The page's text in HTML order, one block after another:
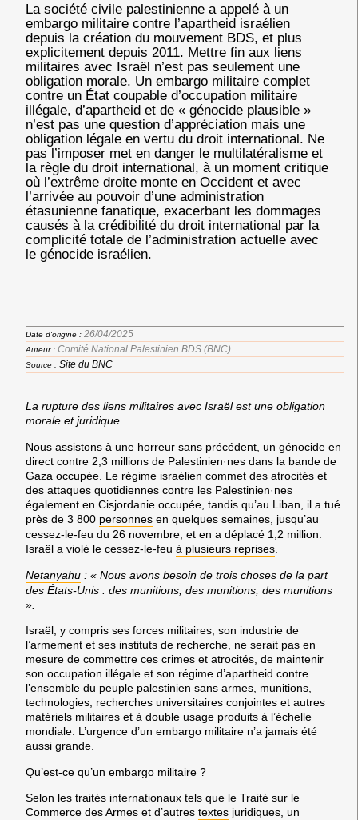
La société civile palestinienne a appelé à un
embargo militaire contre l’apartheid israélien
depuis la création du mouvement BDS, et plus
explicitement depuis 2011. Mettre fin aux liens
militaires avec Israël n’est pas seulement une
obligation morale. Un embargo militaire complet
contre un État coupable d’occupation militaire
illégale, d’apartheid et de « génocide plausible »
n’est pas une question d’appréciation mais une
obligation légale en vertu du droit international. Ne
pas l’imposer met en danger le multilatéralisme et
la règle du droit international, à un moment critique
où l’extrême droite monte en Occident et avec
l’arrivée au pouvoir d’une administration
étasunienne fanatique, exacerbant les dommages
causés à la crédibilité du droit international par la
complicité totale de l’administration actuelle avec
le génocide israélien.
Date d'origine : 26/04/2025
Auteur : Comité National Palestinien BDS (BNC)
Source : Site du BNC
La rupture des liens militaires avec Israël est une obligation
morale et juridique
Nous assistons à une horreur sans précédent, un génocide en
direct contre 2,3 millions de Palestinien·nes dans la bande de
Gaza occupée. Le régime israélien commet des atrocités et
des attaques quotidiennes contre les Palestinien·nes
également en Cisjordanie occupée, tandis qu’au Liban, il a tué
près de 3 800 personnes en quelques semaines, jusqu’au
cessez-le-feu du 26 novembre, et en a déplacé 1,2 million.
Israël a violé le cessez-le-feu à plusieurs reprises
Netanyahu : « Nous avons besoin de trois choses de la part
des États-Unis : des munitions, des munitions, des munitions
».
Israël, y compris ses forces militaires, son industrie de
l’armement et ses instituts de recherche, ne serait pas en
mesure de commettre ces crimes et atrocités, de maintenir
son occupation illégale et son régime d’apartheid contre
l’ensemble du peuple palestinien sans armes, munitions,
technologies, recherches universitaires conjointes et autres
matériels militaires et à double usage produits à l’échelle
mondiale. L’urgence d’un embargo militaire n’a jamais été
aussi grande.
Qu’est-ce qu’un embargo militaire ?
Selon les traités internationaux tels que le Traité sur le
Commerce des Armes et d’autres textes juridiques, un